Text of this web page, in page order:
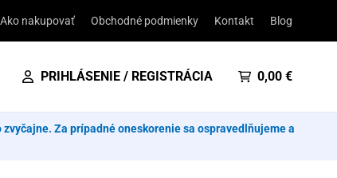
Ako nakupovať Obchodné podmienky Kontakt Blog
PRIHLÁSENIE / REGISTRÁCIA 0,00 €
Za prípadné oneskorenie sa ospravedlňujeme a